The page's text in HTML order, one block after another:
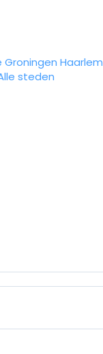
Groningen Haarlem
steden